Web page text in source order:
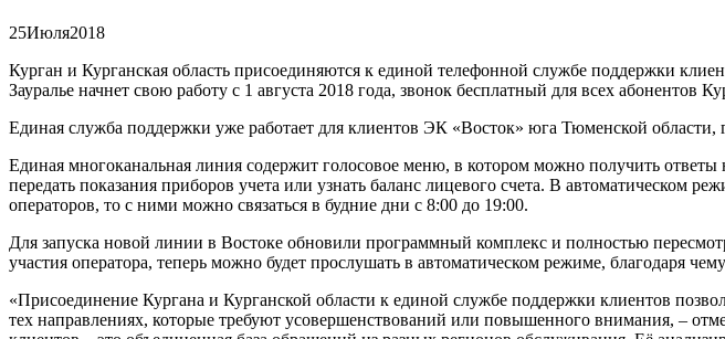
25Июля2018
Курган и Курганская область присоединяются к единой телефонной службе поддержки
Зауралье начнет свою работу с 1 августа 2018 года, звонок бесплатный для всех абонентов
Единая служба поддержки уже работает для клиентов ЭК «Восток» юга Тюменской области,
Единая многоканальная линия содержит голосовое меню, в котором можно получить
передать показания приборов учета или узнать баланс лицевого счета. В автоматическом
операторов, то с ними можно связаться в будние дни с 8:00 до 19:00.
Для запуска новой линии в Востоке обновили программный комплекс и полностью
участия оператора, теперь можно будет прослушать в автоматическом режиме, благодаря
«Присоединение Кургана и Курганской области к единой службе поддержки клиентов
тех направлениях, которые требуют усовершенствований или повышенного внимания, –